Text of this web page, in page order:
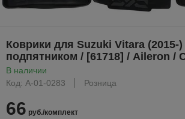
Коврики для Suzuki Vitara (2015-
подпятником / [61718] / Aileron /
В наличии
Код: A-01-0283
Розница
66 руб./комплект